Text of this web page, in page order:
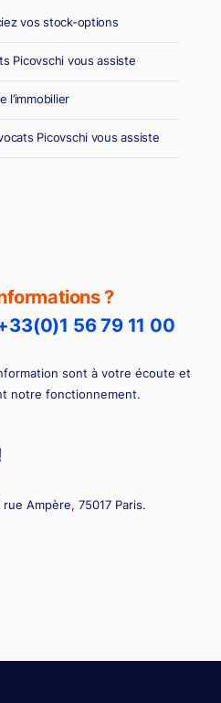
?
56 79 11 00
sont à votre écoute et
notre fonctionnement.
Ampère, 75017 Paris.
vos stock-options
Picovschi vous assiste
l’immobilier
Picovschi vous assiste